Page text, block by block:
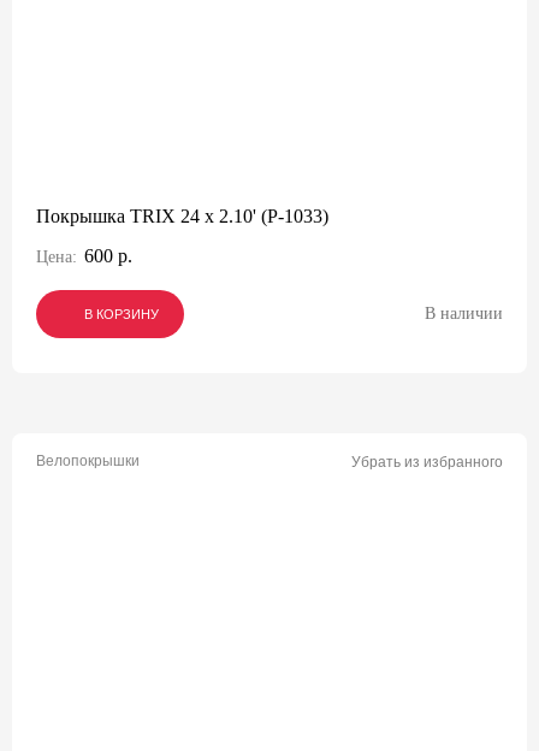
Покрышка TRIX 24 x 2.10' (P-1033)
Цена: 600 р.
В КОРЗИНУ
В КОРЗИНУ
В КОРЗИНУ В наличии
Велопокрышки Убрать из избранного